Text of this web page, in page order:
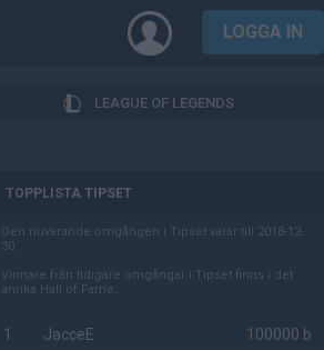
LOGGA IN
LEAGUE OF LEGENDS
TOPPLISTA TIPSET
Den nuvarande omgången i Tipset varar till 2018-12-
30.
Vinnare från tidigare omgångar i Tipset finns i det
anrika Hall of Fame.
1 JacceE 100000 b